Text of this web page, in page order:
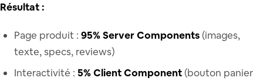
Résultat :
Page produit : 95% Server Components(images,
texte, specs, reviews)
Interactivité : 5% Client Component(bouton panier